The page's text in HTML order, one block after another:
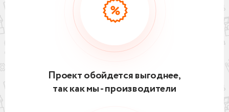
Проект обойдется выгоднее,
так как мы - производители